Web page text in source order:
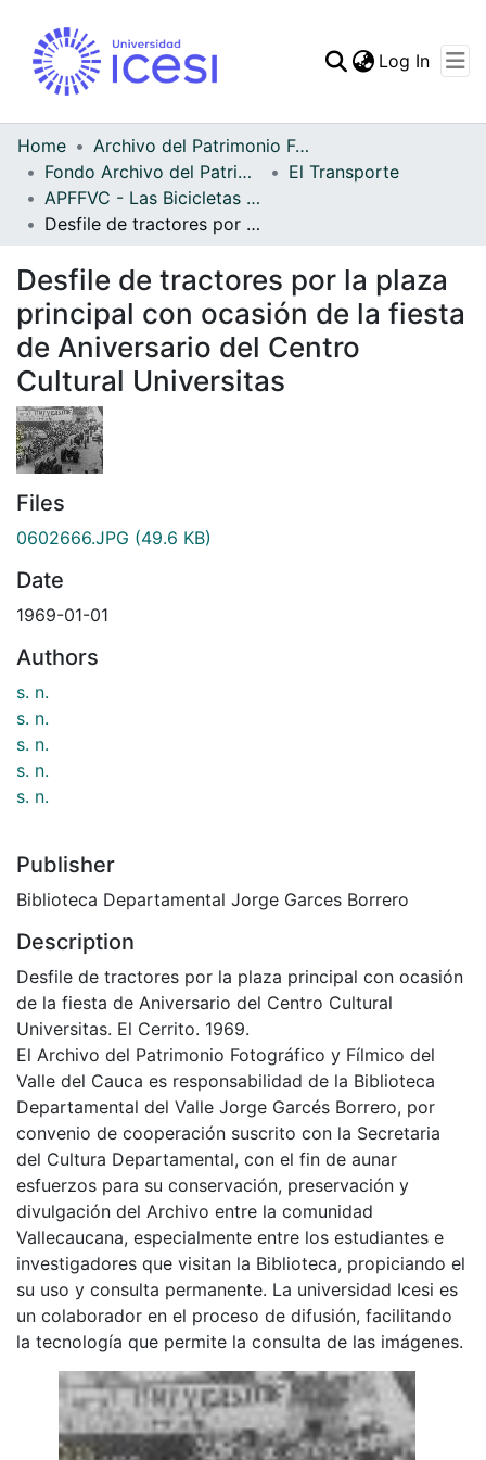
Statistics
Log In
Home
Archivo del Patrimonio Fotográfico y Fílmico del Valle del Cauca
Fondo Archivo del Patrimonio Fotográfico y Fílmico del Valle del Cauca
El Transporte
APFFVC - Las Bicicletas y Ca - Patrimonial
Desfile de tractores por la plaza principal con ocasión de la fiesta de Aniversario del Centro Cultural Universitas
Desfile de tractores por la plaza
principal con ocasión de la fiesta
de Aniversario del Centro
Cultural Universitas
Files
0602666.JPG (49.6 KB)
Date
1969-01-01
Authors
s. n.
s. n.
s. n.
s. n.
s. n.
Publisher
Biblioteca Departamental Jorge Garces Borrero
Description
Desfile de tractores por la plaza principal con ocasión
de la fiesta de Aniversario del Centro Cultural
Universitas. El Cerrito. 1969.
El Archivo del Patrimonio Fotográfico y Fílmico del
Valle del Cauca es responsabilidad de la Biblioteca
Departamental del Valle Jorge Garcés Borrero, por
convenio de cooperación suscrito con la Secretaria
del Cultura Departamental, con el fin de aunar
esfuerzos para su conservación, preservación y
divulgación del Archivo entre la comunidad
Vallecaucana, especialmente entre los estudiantes e
investigadores que visitan la Biblioteca, propiciando el
su uso y consulta permanente. La universidad Icesi es
un colaborador en el proceso de difusión, facilitando
la tecnología que permite la consulta de las imágenes.